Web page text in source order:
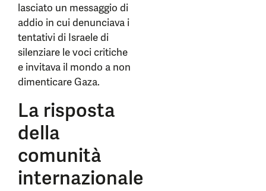
lasciato un messaggio di
addio in cui denunciava i
tentativi di Israele di
silenziare le voci critiche
e invitava il mondo a non
dimenticare Gaza.
La risposta
della
comunità
internazionale